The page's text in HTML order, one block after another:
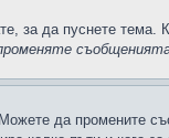
за да пуснете
да промените